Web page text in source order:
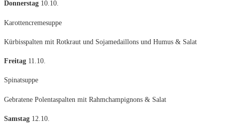
Donnerstag 10.10.
Karottencremesuppe
Kürbisspalten mit Rotkraut und Sojamedaillons und Humus & Salat
Freitag 11.10.
Spinatsuppe
Gebratene Polentaspalten mit Rahmchampignons & Salat
Samstag 12.10.